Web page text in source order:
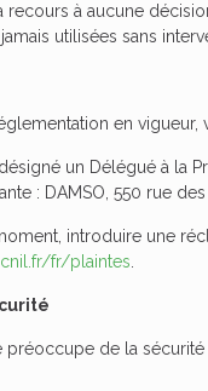
recours à aucune
utilisées sans
en
désigné un Délégué à
: DAMSO, 550 rue
introduire une
fr/plaintes
préoccupe de la